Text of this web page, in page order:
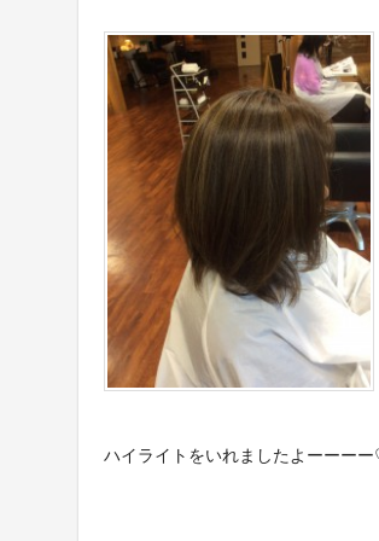
ハイライトをいれましたよーーー